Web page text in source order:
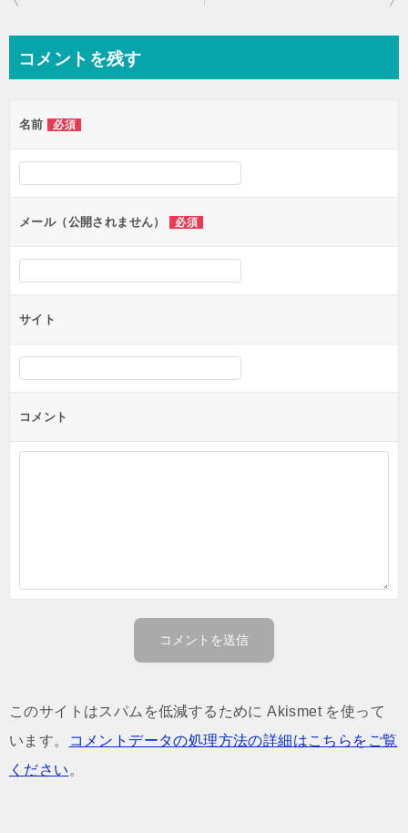
ビ
ー
シ
ョ
ン
コメントを残す
名前 必須
メール（公開されません） 必須
サイト
コメント
このサイトはスパムを低減するために Akismet を使って
います。
コメントデータの処理方法の詳細はこちらをご覧
ください 。